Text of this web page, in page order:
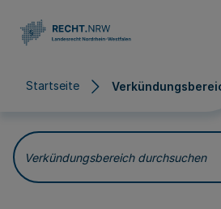
Startseite
Verkündungsbereich durchsuchen